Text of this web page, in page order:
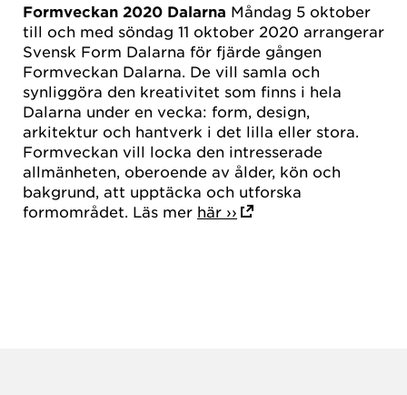
Formveckan 2020 Dalarna Måndag 5 oktober
till och med söndag 11 oktober 2020 arrangerar
Svensk Form Dalarna för fjärde gången
Formveckan Dalarna. De vill samla och
synliggöra den kreativitet som finns i hela
Dalarna under en vecka: form, design,
arkitektur och hantverk i det lilla eller stora.
Formveckan vill locka den intresserade
allmänheten, oberoende av ålder, kön och
bakgrund, att upptäcka och utforska
formområdet. Läs mer här ››